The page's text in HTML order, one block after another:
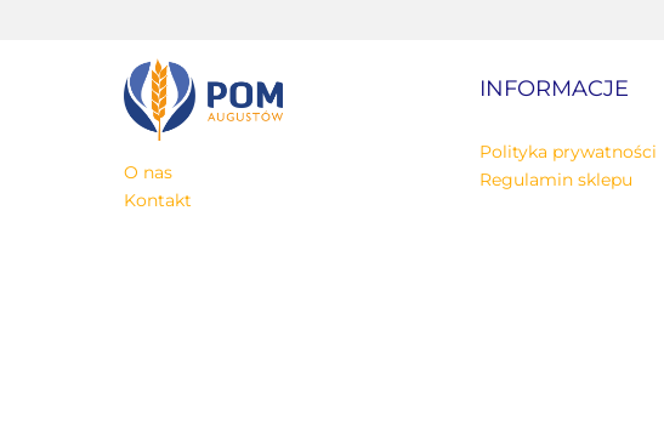
O nas
Kontakt
INFORMACJE
Polityka prywatności
Regulamin sklepu